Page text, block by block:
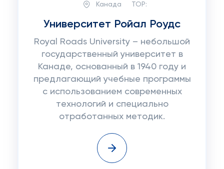
Канада TOP:
Университет Ройал Роудс
Royal Roads University – небольшой
государственный университет в
Канаде, основанный в 1940 году и
предлагающий учебные программы
с использованием современных
технологий и специально
отработанных методик.